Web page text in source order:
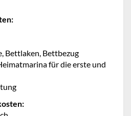
Bettlaken, Bettbezug
für die erste und